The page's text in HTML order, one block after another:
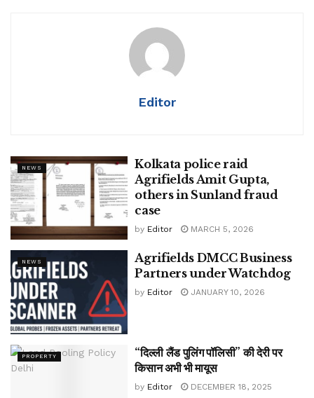
Editor
NEWS
Kolkata police raid
Agrifields Amit Gupta,
others in Sunland fraud
case
by Editor MARCH 5, 2026
NEWS
Agrifields DMCC Business
Partners under Watchdog
by Editor JANUARY 10, 2026
PROPERTY
“दिल्ली लैंड पुलिंग पॉलिसी” की देरी पर
किसान अभी भी मायूस
by Editor DECEMBER 18, 2025